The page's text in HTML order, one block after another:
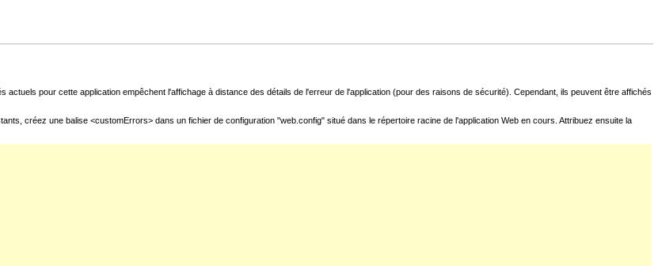
pour cette application empêchent l'affichage à distance des détails de l'erreur de l'application (pour des raisons de sécurité). Cependant, ils peuvent être affichés
créez une balise <customErrors> dans un fichier de configuration "web.config" situé dans le répertoire racine de l'application Web en cours. Attribuez ensuite la